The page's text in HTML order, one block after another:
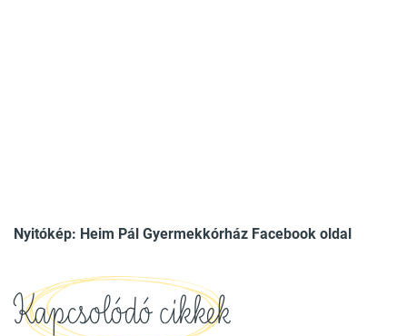
Nyitókép: Heim Pál Gyermekkórház Facebook oldal
Kapcsolódó cikkek